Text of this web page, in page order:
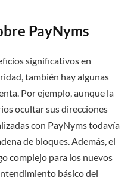
PayNyms
significativos en
también hay algunas
Por ejemplo, aunque la
ocultar sus direcciones
con PayNyms todavía
de bloques. Además, el
complejo para los nuevos
básico del